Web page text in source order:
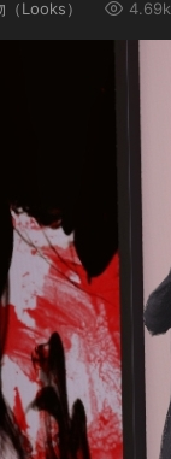
（Looks） 4.69k